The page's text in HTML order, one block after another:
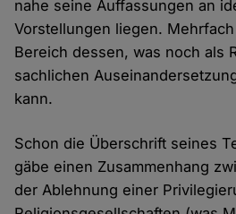
nahe seine Auffassungen an
Vorstellungen liegen.
Bereich dessen, was noch als
sachlichen
kann.
Schon die Überschrift seines
gäbe einen Zusammenhang
der Ablehnung einer